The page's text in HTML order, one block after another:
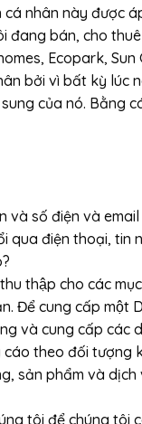
nhân này được
bán, cho
Ecopark,
bởi vì bất kỳ
của nó. Bằng
và số điện và email
qua điện thoại, tin
thập cho các
Để cung cấp một
và cung cấp
theo đối
sản phẩm và
tôi để chúng